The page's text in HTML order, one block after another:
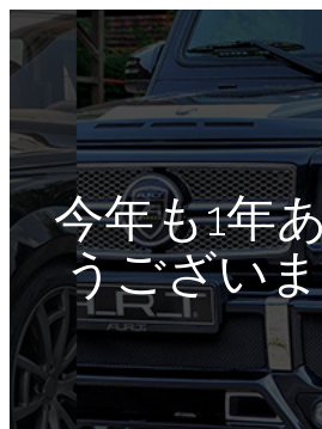
今年も1年
うござい